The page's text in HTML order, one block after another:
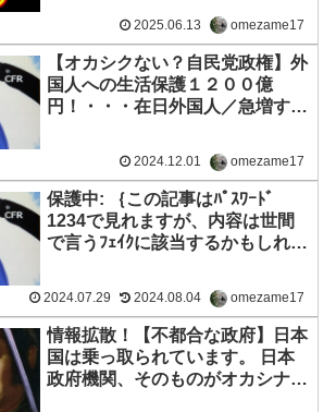
2025.06.13 omezame17
【オカシクない？自民党政権】外
国人への生活保護１２００億
円！・・・在日外国人／急増する
2024.12.01 omezame17
保護中: ｛この記事はﾊﾟｽﾜｰﾄﾞ
1234で見れますが、内容は世間
で言うﾌｪｲｸに該当するかもしれま
な日本政権】日本国は乗っ取られ
ています。 日本政府機関、その
ものがオカシナ動きをしてること
に違和感を感じませんか？日本人
は殲滅されつつあります💢
2024.07.29 2024.08.04 omezame17
情報拡散！【不都合な政府】日本
国は乗っ取られています。 日本
政府機関、そのものがオカシナ動